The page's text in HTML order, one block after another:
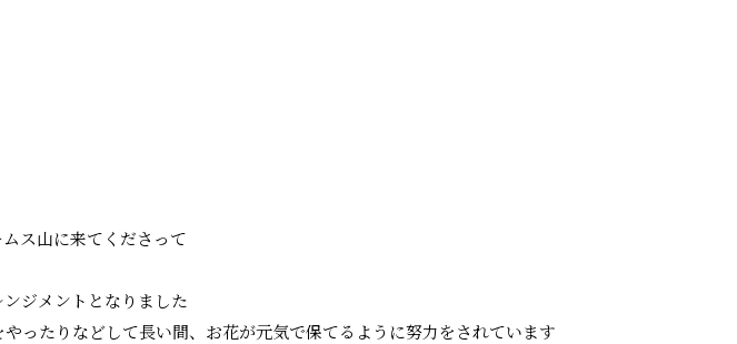
ス山に来てくださって
ジメントとなりました
ったりなどして長い間、お花が元気で保てるように努力をされています